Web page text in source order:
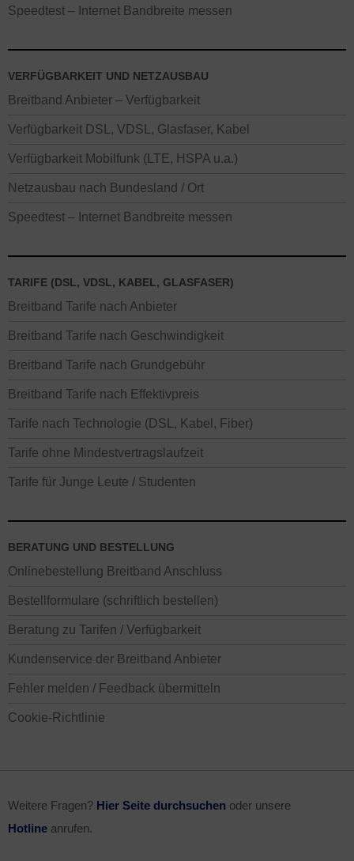
Speedtest – Internet Bandbreite messen
VERFÜGBARKEIT UND NETZAUSBAU
Breitband Anbieter – Verfügbarkeit
Verfügbarkeit DSL, VDSL, Glasfaser, Kabel
Verfügbarkeit Mobilfunk (LTE, HSPA u.a.)
Netzausbau nach Bundesland / Ort
Speedtest – Internet Bandbreite messen
TARIFE (DSL, VDSL, KABEL, GLASFASER)
Breitband Tarife nach Anbieter
Breitband Tarife nach Geschwindigkeit
Breitband Tarife nach Grundgebühr
Breitband Tarife nach Effektivpreis
Tarife nach Technologie (DSL, Kabel, Fiber)
Tarife ohne Mindestvertragslaufzeit
Tarife für Junge Leute / Studenten
BERATUNG UND BESTELLUNG
Onlinebestellung Breitband Anschluss
Bestellformulare (schriftlich bestellen)
Beratung zu Tarifen / Verfügbarkeit
Kundenservice der Breitband Anbieter
Fehler melden / Feedback übermitteln
Cookie-Richtlinie
Weitere Fragen? Hier Seite durchsuchen oder unsere
Hotline anrufen.